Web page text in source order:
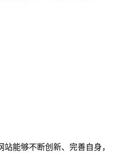
能够不断创新、完善自身，